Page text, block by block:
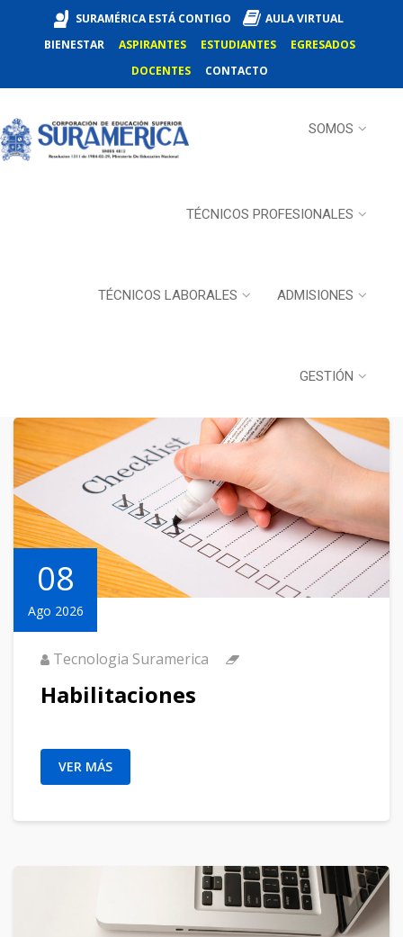
SURAMÉRICA ESTÁ CONTIGO
AULA VIRTUAL
BIENESTAR
ASPIRANTES ESTUDIANTES
EGRESADOS
DOCENTES
CONTACTO
SOMOS
TÉCNICOS PROFESIONALES
TÉCNICOS LABORALES ADMISIONES
GESTIÓN
08
Ago 2026
Tecnologia Suramerica
Habilitaciones
VER MÁS